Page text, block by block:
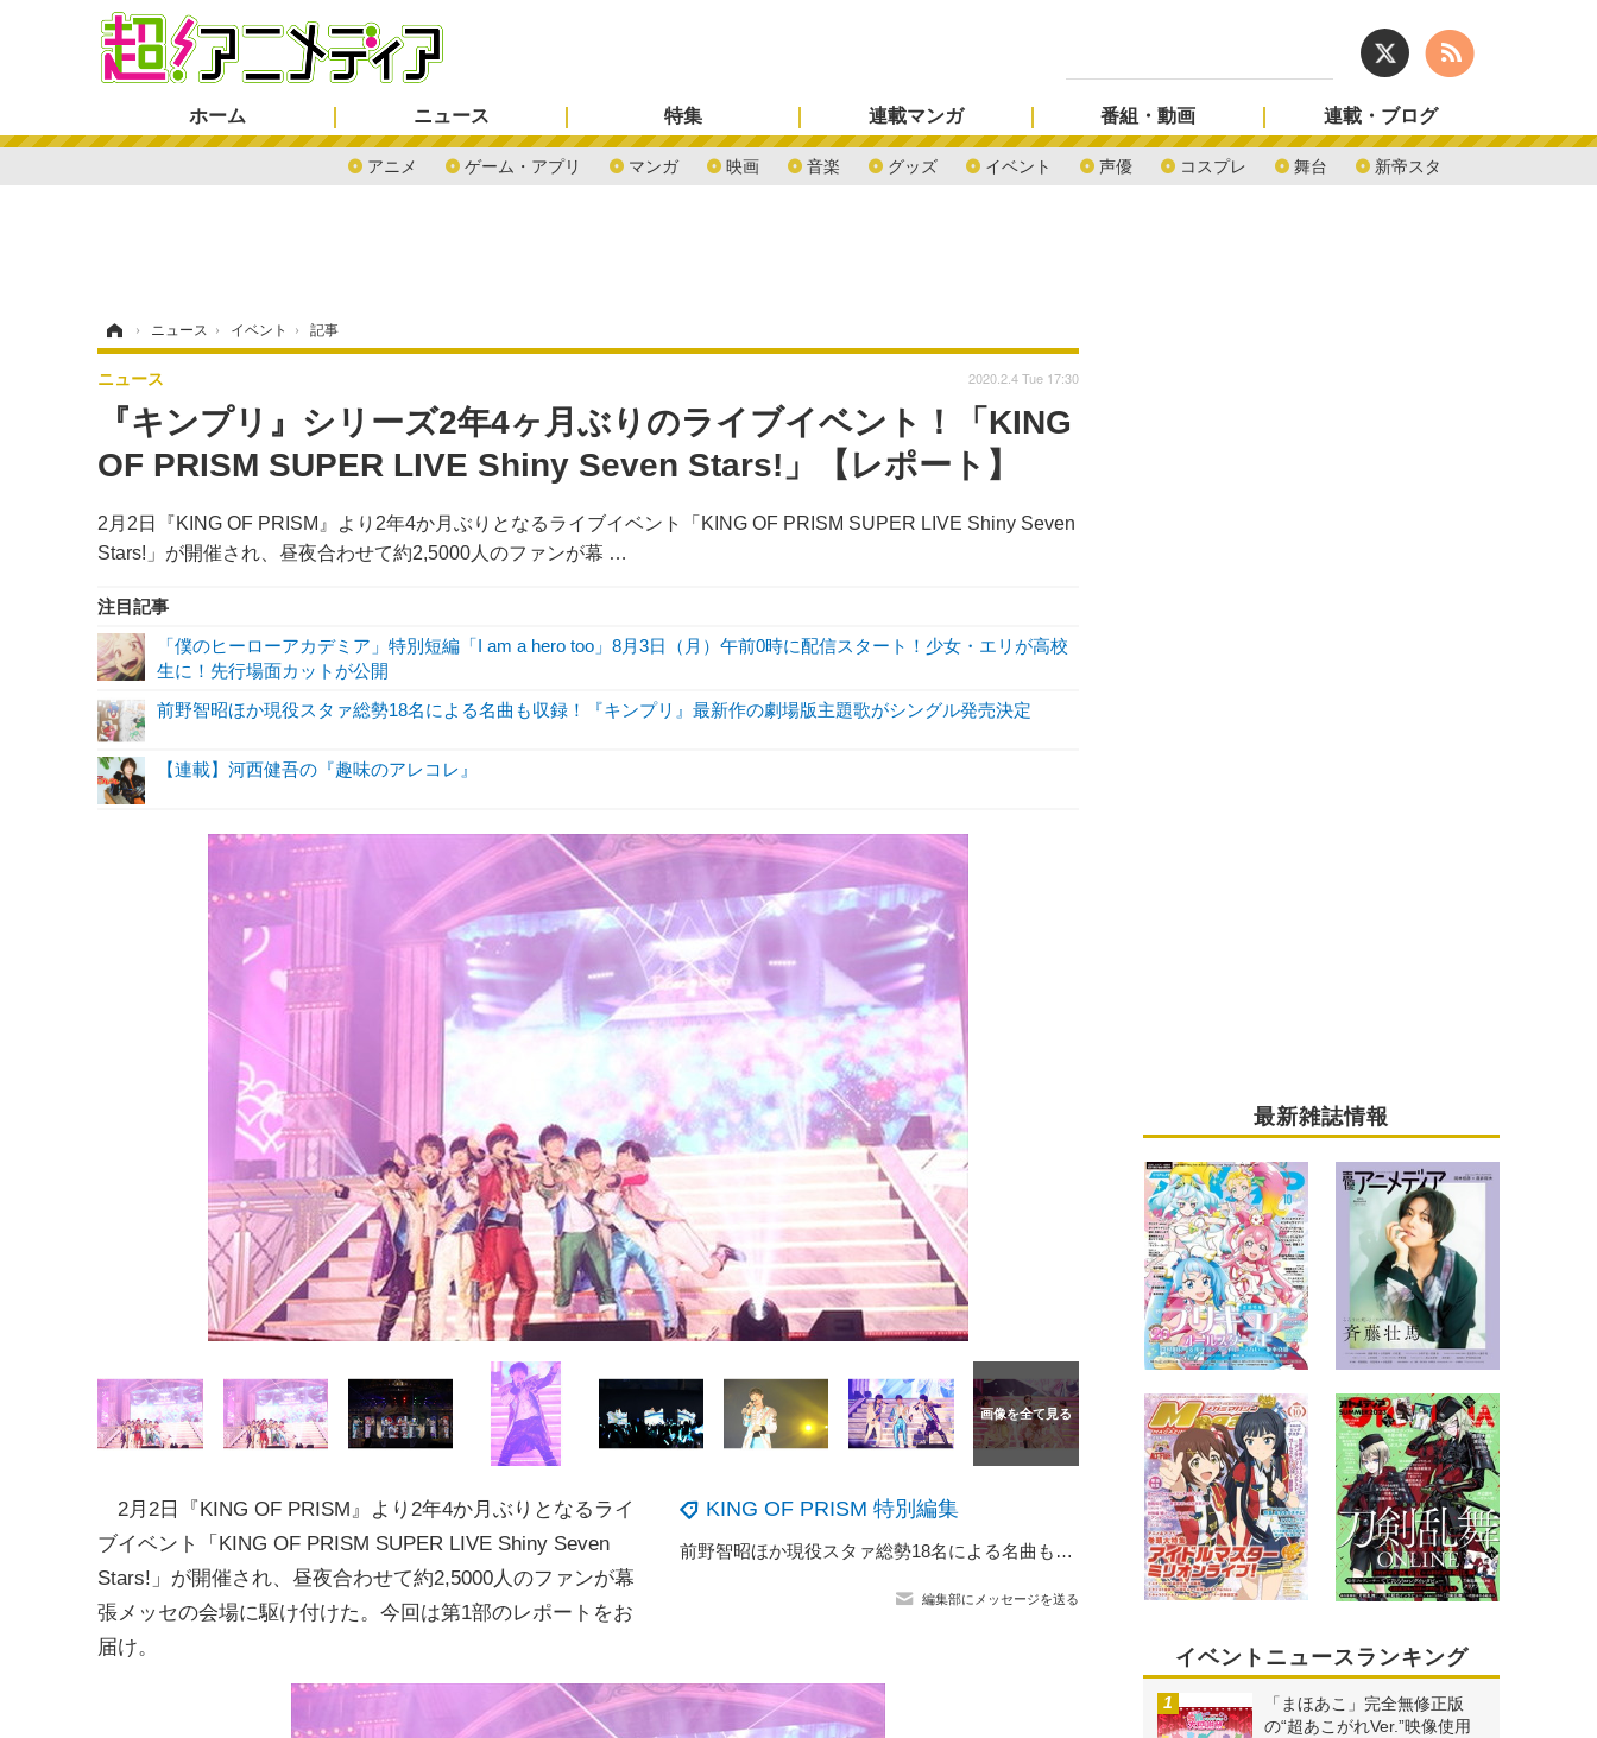
ホーム ニュース
アニメ ゲーム・アプリ マンガ 映画 音楽 グッズ イベント 声優 コスプレ 舞台 新帝スタ
特集 連載マンガ 番組・動画 連載・ブログ
› ニュース › イベント › 記事
『キンプリ』シリーズ2年4ヶ月ぶりのライブイベント！「KING
OF PRISM SUPER LIVE Shiny Seven Stars!」【レポート】
2月2日『KING OF PRISM』より2年4か月ぶりとなるライブイベント「KING OF PRISM SUPER LIVE Shiny Seven
Stars!」が開催され、昼夜合わせて約2,5000人のファンが幕 …
ニュース 2020.2.4 Tue 17:30
注目記事
「僕のヒーローアカデミア」特別短編「I am a hero too」8月3日（月）午前0時に配信スタート！少女・エリが高校
生に！先行場面カットが公開
前野智昭ほか現役スタァ総勢18名による名曲も収録！『キンプリ』最新作の劇場版主題歌がシングル発売決定
【連載】河西健吾の『趣味のアレコレ』
KING OF PRISM 特別編集
前野智昭ほか現役スタァ総勢18名による名曲も収録！『キンプリ』最新作の劇場版主題歌がシングル発売決定
編集部にメッセージを送る
2月2日『KING OF PRISM』より2年4か月ぶりとなるライ
ブイベント「KING OF PRISM SUPER LIVE Shiny Seven
Stars!」が開催され、昼夜合わせて約2,5000人のファンが幕
張メッセの会場に駆け付けた。今回は第1部のレポートをお
届け。
最新雑誌情報
イベントニュースランキング
「まほあこ」完全無修正版
の“超あこがれVer.”映像使用